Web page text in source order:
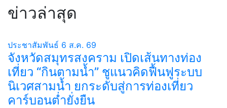
ข่าวล่าสุด
ประชาสัมพันธ์ 6 ส.ค. 69
จังหวัดสมุทรสงคราม เปิดเส้นทางท่อง
เที่ยว “กินตามน้ำ” ชูแนวคิดฟื้นฟูระบบ
นิเวศสามน้ำ ยกระดับสู่การท่องเที่ยว
คาร์บอนต่ำยั่งยืน